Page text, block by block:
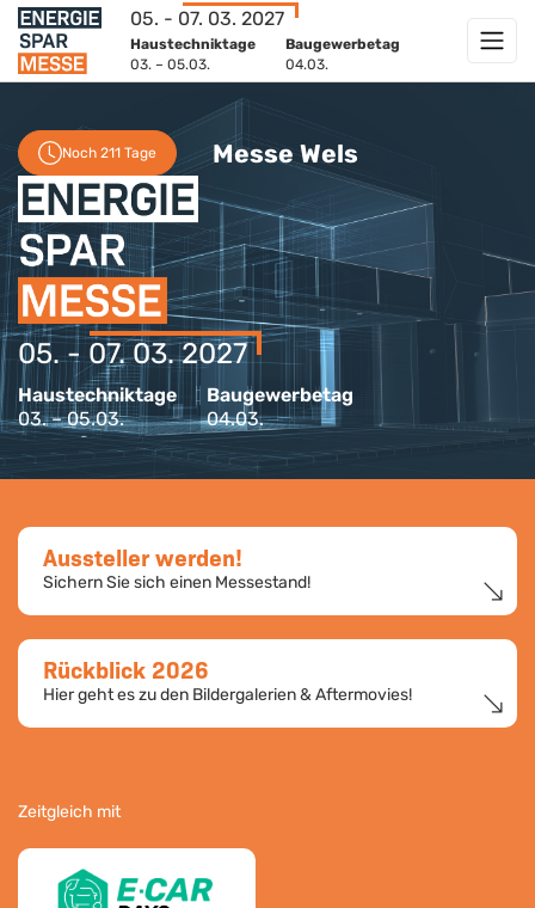
05. - 07. 03. 2027
Haustechniktage
03. – 05.03.
Baugewerbetag
04.03.
Noch 211 Tage Messe Wels
05. - 07. 03. 2027
Haustechniktage
03. – 05.03.
Baugewerbetag
04.03.
Aussteller werden!
Sichern Sie sich einen Messestand!
Rückblick 2026
Hier geht es zu den Bildergalerien & Aftermovies!
Zeitgleich mit